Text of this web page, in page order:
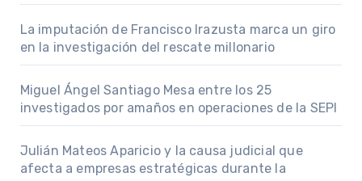
La imputación de Francisco Irazusta marca un giro
en la investigación del rescate millonario
Miguel Ángel Santiago Mesa entre los 25
investigados por amaños en operaciones de la SEPI
Julián Mateos Aparicio y la causa judicial que
afecta a empresas estratégicas durante la